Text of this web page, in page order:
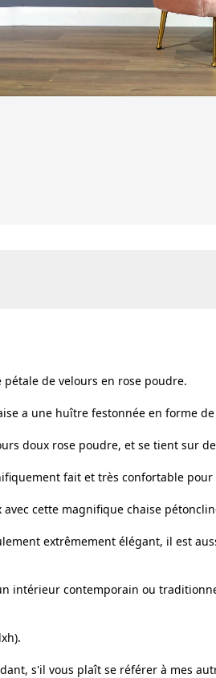
de velours en rose poudre.
a une huître festonnée en forme de
doux rose poudre, et se tient sur
fait et très confortable pour
cette magnifique chaise
extrêmement élégant, il est
intérieur contemporain ou
s'il vous plaît se référer à mes